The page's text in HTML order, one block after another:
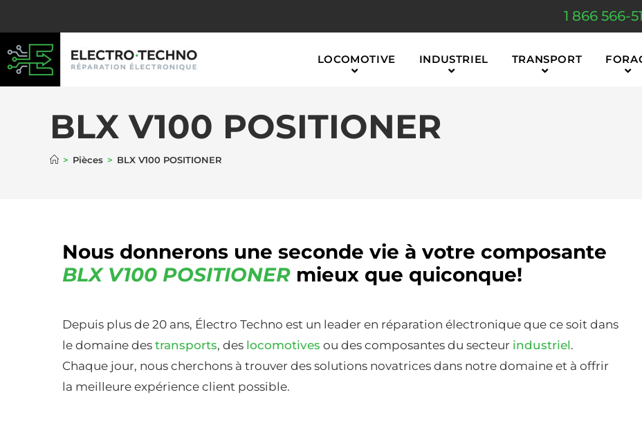
1 866 566-
LOCOMOTIVE INDUSTRIEL TRANSPORT
BLX V100 POSITIONER
> Pièces > BLX V100 POSITIONER
Nous donnerons une seconde vie à votre composante
BLXV100 POSITIONER mieux que quiconque!
Depuis plus de 20 ans, Électro Techno est un leader en réparation électronique que ce soit dans
le domaine des transports, des locomotives ou des composantes du secteur industriel.
Chaque jour, nous cherchons à trouver des solutions novatrices dans notre domaine et à offrir
la meilleure expérience client possible.